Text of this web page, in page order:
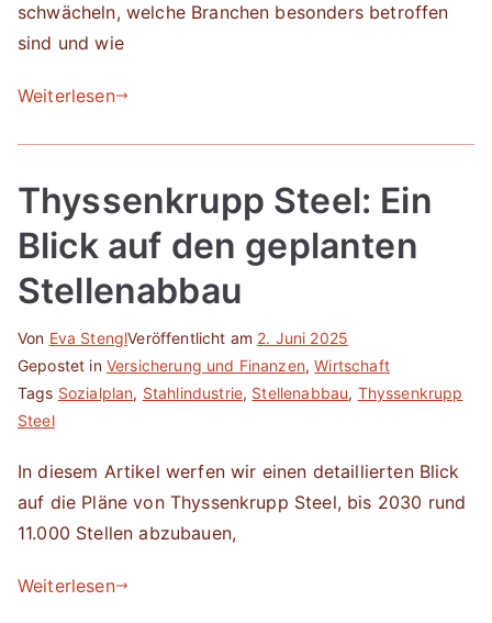
schwächeln, welche Branchen besonders betroffen
sind und wie
Weiterlesen
Thyssenkrupp Steel: Ein
Blick auf den geplanten
Stellenabbau
Von Eva StenglVeröffentlicht am 2. Juni 2025
Gepostet in Versicherung und Finanzen,Wirtschaft
Tags Sozialplan, Stahlindustrie, Stellenabbau, Thyssenkrupp
Steel
In diesem Artikel werfen wir einen detaillierten Blick
auf die Pläne von Thyssenkrupp Steel, bis 2030 rund
11.000 Stellen abzubauen,
Weiterlesen